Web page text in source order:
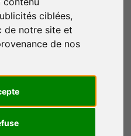
ciblées,
de notre site et
de nos